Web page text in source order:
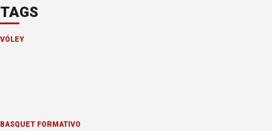
TAGS
VÓLEY
BÁSQUET FORMATIVO